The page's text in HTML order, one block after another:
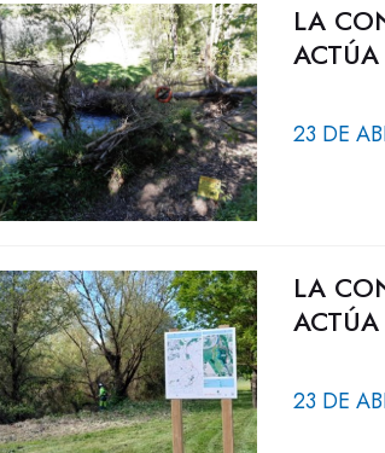
LA
23 DE
LA
23 DE